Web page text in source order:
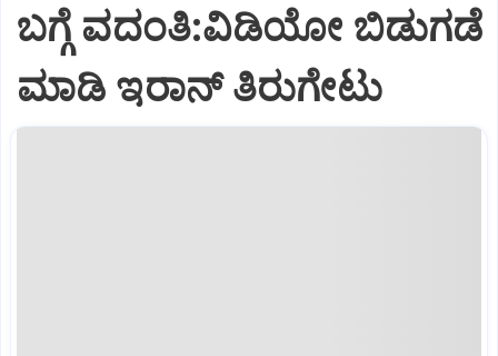
ಬಗ್ಗೆ ವದಂತಿ:ವಿಡಿಯೋ ಬಿಡುಗಡೆ
ಮಾಡಿ ಇರಾನ್‌ ತಿರುಗೇಟು